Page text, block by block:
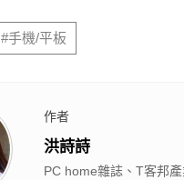
#手機/平板
作者
洪詩詩
PC home雜誌、T客邦